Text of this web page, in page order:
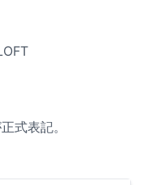
式表記。